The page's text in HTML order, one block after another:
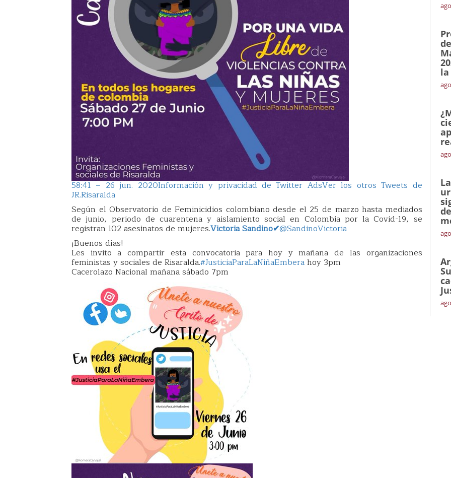
58:41 – 26 jun. 2020Información y privacidad de Twitter AdsVer los otros Tweets de
JR.Risaralda
Según el Observatorio de Feminicidios colombiano desde el 25 de marzo hasta mediados
de junio, periodo de cuarentena y aislamiento social en Colombia por la Covid-19, se
registran 102 asesinatos de mujeres.Victoria Sandino✔@SandinoVictoria
¡Buenos días!
Les invito a compartir esta convocatoria para hoy y mañana de las organizaciones
feministas y sociales de Risaralda.#JusticiaParaLaNiñaEmberahoy 3pm
Cacerolazo Nacional mañana sábado 7pm
la